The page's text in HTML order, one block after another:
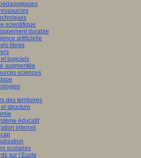
scientifique
durable
artificielle
libres
et logiciels
augmentée
sciences
des territoires
structure
éducatif
internet
scolaires
sur l’Ecole